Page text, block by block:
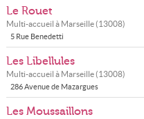
Le Rouet
Multi-accueil à Marseille(13008)
5 Rue Benedetti
Les Libellules
Multi-accueil à Marseille(13008)
286 Avenue de Mazargues
Les Moussaillons